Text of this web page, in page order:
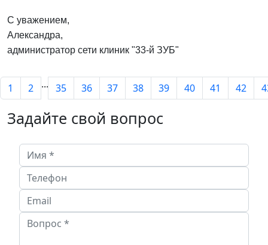
С уважением,
Александра,
администратор сети клиник "33-й ЗУБ"
1 2 ... 35 36 37 38 39 40 41 42
Задайте свой вопрос